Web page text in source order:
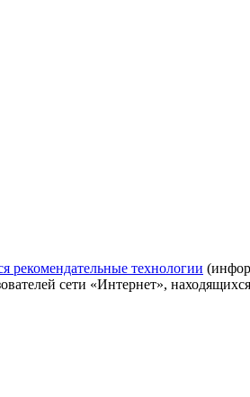
рекомендательные технологии
сети «Интернет»,